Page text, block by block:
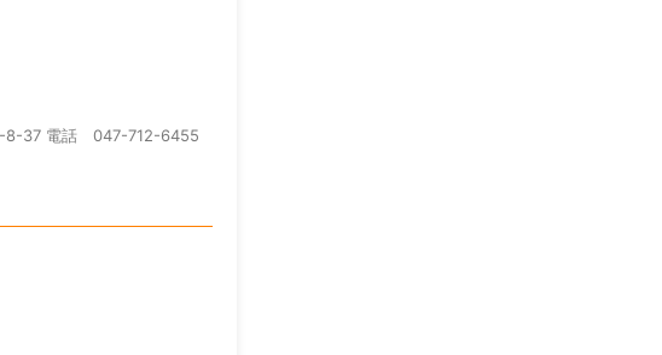
8-37 電話 047-712-6455